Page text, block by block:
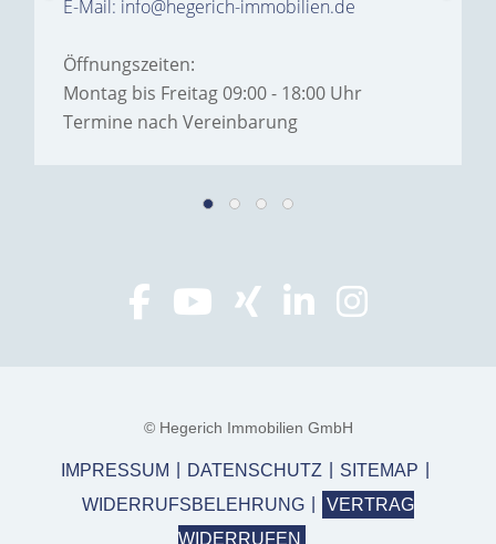
E-Mail: info@hegerich-immobilien.de
Öffnungszeiten:
Montag bis Freitag 09:00 - 18:00 Uhr
Termine nach Vereinbarung
© Hegerich Immobilien GmbH
IMPRESSUM DATENSCHUTZ
SITEMAP
WIDERRUFSBELEHRUNG
VERTRAG
WIDERRUFEN